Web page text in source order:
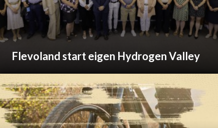
Flevoland start eigen Hydrogen Valley